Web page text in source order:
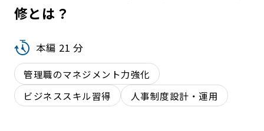
修とは？
本編 21 分
管理職のマネジメント力強化
ビジネススキル習得
人事制度設計・運用